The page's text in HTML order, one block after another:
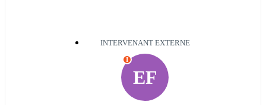
INTERVENANT EXTERNE
EF
I